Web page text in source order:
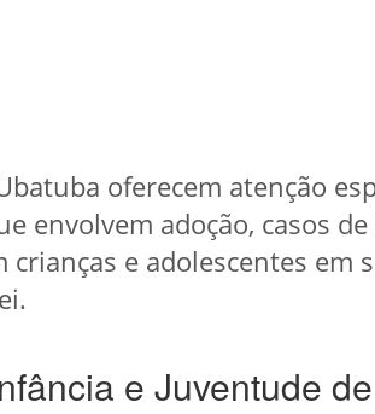
oferecem atenção
envolvem adoção, casos
e adolescentes em
e Juventude